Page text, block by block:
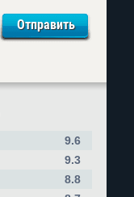
9.6
9.3
8.8